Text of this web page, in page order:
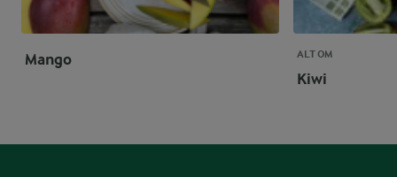
Mango ALT OM
Kiwi